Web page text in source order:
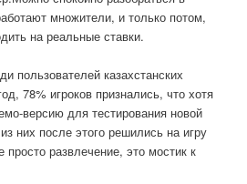
множители, и только потом,
на реальные ставки.
пользователей казахстанских
78% игроков признались, что хотя
версию для тестирования новой
них после этого решились на игру
развлечение, это мостик к